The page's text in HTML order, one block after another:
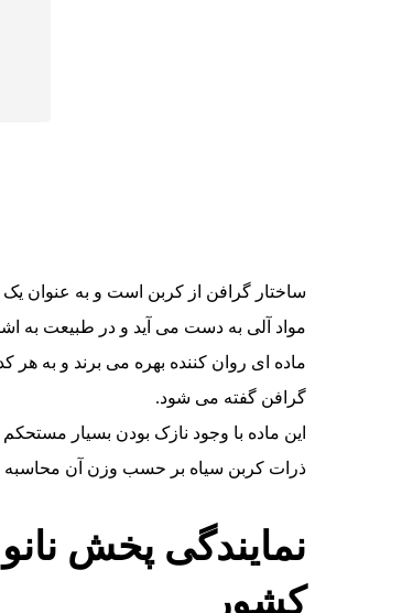
ساختار گرافن از کربن است و به عنوان یک
مواد آلی به دست می آید و در طبیعت به
ماده ای روان کننده بهره می برند و
گرافن گفته می شود.
این ماده با وجود نازک بودن بسیار
ذرات کربن سیاه بر حسب وزن آن
نمایندگی پخش
کشور